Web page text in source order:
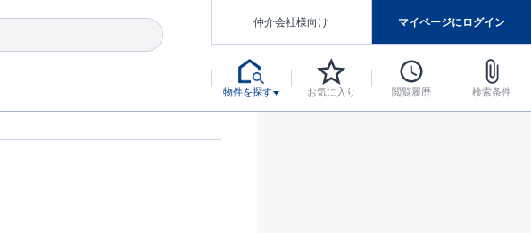
仲介会社様向け マイページにログイン
物件を探す お気に入り 閲覧履歴 検索条件